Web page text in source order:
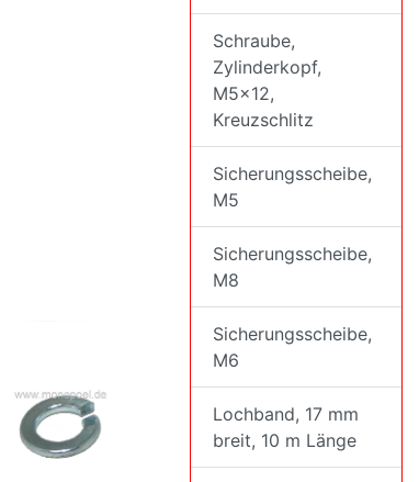
Schraube,
Zylinderkopf,
M5x12,
Kreuzschlitz
Sicherungsscheibe,
M5
Sicherungsscheibe,
M8
Sicherungsscheibe,
M6
Lochband, 17 mm
breit, 10 m Länge